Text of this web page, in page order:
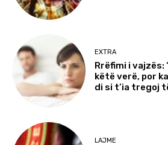
EXTRA
Rrëfimi i
këtë verë, por
di si t’ia tregoj
LAJME